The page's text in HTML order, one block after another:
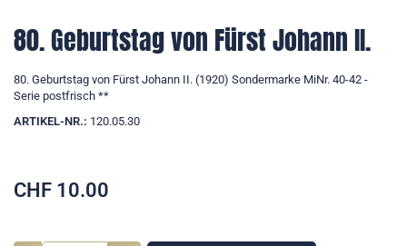
80. Geburtstag von Fürst Johann II.
80. Geburtstag von Fürst Johann II. (1920) Sondermarke MiNr. 40-42 -
Serie postfrisch **
ARTIKEL-NR.: 120.05.30
CHF 10.00